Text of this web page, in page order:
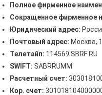
Полное фирменное
Сокращенное фирменное
Юридический адрес:
Почтовый адрес: Москва,
Телетайп: 114569 SBRF RU
SWIFT: SABRRUMM
Расчетный счет:
Кор. счет: